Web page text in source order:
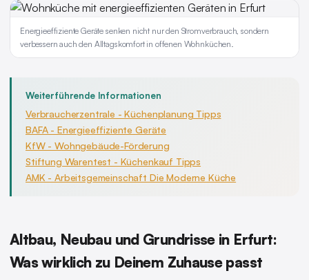
Energieeffiziente Geräte senken nicht nur den Stromverbrauch, sondern
verbessern auch den Alltagskomfort in offenen Wohnküchen.
Weiterführende Informationen
Verbraucherzentrale - Küchenplanung Tipps
BAFA - Energieeffiziente Geräte
KfW - Wohngebäude-Förderung
Stiftung Warentest - Küchenkauf Tipps
AMK - Arbeitsgemeinschaft Die Moderne Küche
Altbau, Neubau und Grundrisse in Erfurt:
Was wirklich zu Deinem Zuhause passt